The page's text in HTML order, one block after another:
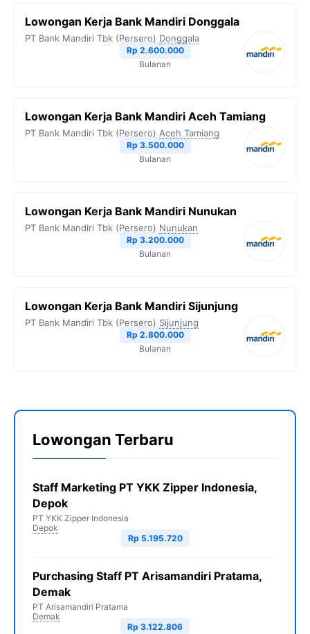
Lowongan Kerja Bank Mandiri Donggala
PT Bank Mandiri Tbk (Persero) Donggala
Rp 2.600.000
Bulanan
Lowongan Kerja Bank Mandiri Aceh Tamiang
PT Bank Mandiri Tbk (Persero) Aceh Tamiang
Rp 3.500.000
Bulanan
Lowongan Kerja Bank Mandiri Nunukan
PT Bank Mandiri Tbk (Persero) Nunukan
Rp 3.200.000
Bulanan
Lowongan Kerja Bank Mandiri Sijunjung
PT Bank Mandiri Tbk (Persero) Sijunjung
Rp 2.800.000
Bulanan
Lowongan Terbaru
Staff Marketing PT YKK Zipper Indonesia,
Depok
PT YKK Zipper Indonesia
Depok
Rp 5.195.720
Purchasing Staff PT Arisamandiri Pratama,
Demak
PT Arisamandiri Pratama
Demak
Rp 3.122.806